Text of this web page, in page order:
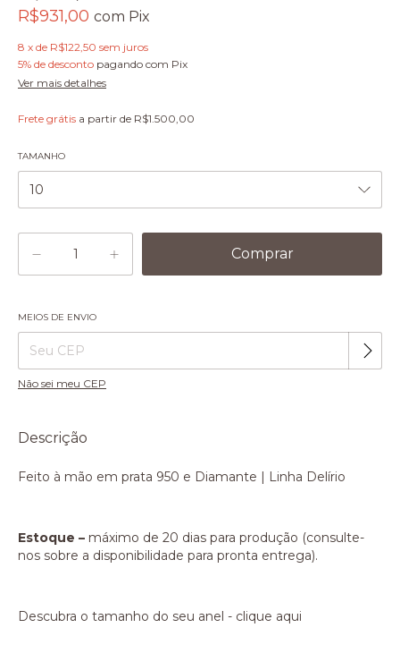
R$931,00 com Pix
8 x de R$122,50 sem juros
5% de desconto pagando com Pix
Ver mais detalhes
Frete grátis a partir de R$1.500,00
TAMANHO
Entregas para o CEP:
MEIOS DE ENVIO
Não sei meu CEP
Descrição
Feito à mão em prata 950 e Diamante | Linha Delírio
Estoque – máximo de 20 dias para produção (consulte-
nos sobre a disponibilidade para pronta entrega).
Descubra o tamanho do seu anel - clique aqui